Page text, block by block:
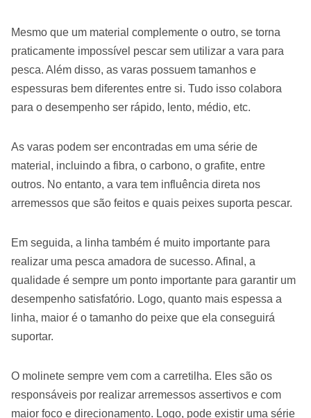
Mesmo que um material complemente o outro, se torna
praticamente impossível pescar sem utilizar a vara para
pesca. Além disso, as varas possuem tamanhos e
espessuras bem diferentes entre si. Tudo isso colabora
para o desempenho ser rápido, lento, médio, etc.
As varas podem ser encontradas em uma série de
material, incluindo a fibra, o carbono, o grafite, entre
outros. No entanto, a vara tem influência direta nos
arremessos que são feitos e quais peixes suporta pescar.
Em seguida, a linha também é muito importante para
realizar uma pesca amadora de sucesso. Afinal, a
qualidade é sempre um ponto importante para garantir um
desempenho satisfatório. Logo, quanto mais espessa a
linha, maior é o tamanho do peixe que ela conseguirá
suportar.
O molinete sempre vem com a carretilha. Eles são os
responsáveis por realizar arremessos assertivos e com
maior foco e direcionamento. Logo, pode existir uma série